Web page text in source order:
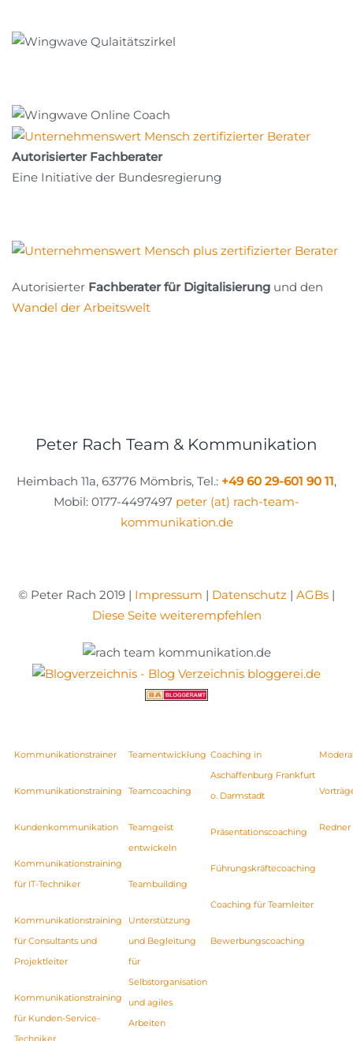
Autorisierter Fachberater
Eine Initiative der Bundesregierung
Autorisierter Fachberater für Digitalisierung und den
Wandel der Arbeitswelt
Peter Rach Team & Kommunikation
Heimbach 11a, 63776 Mömbris, Tel.: +49 60 29-601 90 11,
Mobil: 0177-4497497 peter (at) rach-team-
kommunikation.de
© Peter Rach 2019 | Impressum | Datenschutz | AGBs |
Diese Seite weiterempfehlen
Kommunikationstrainer
Kommunikationstraining
Kundenkommunikation
Kommunikationstraining
für IT-Techniker
Kommunikationstraining
für Consultants und
Projektleiter
Kommunikationstraining
für Kunden-Service-
Techniker
Teamentwicklung
Teamcoaching
Teamgeist
entwickeln
Teambuilding
Unterstützung
und Begleitung
für
Selbstorganisation
und agiles
Arbeiten
Coaching in
Aschaffenburg Frankfurt
o. Darmstadt
Präsentationscoaching
Führungskräftecoaching
Coaching für Teamleiter
Bewerbungscoaching
Redner